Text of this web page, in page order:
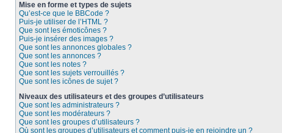
Mise en forme et types de sujets
Qu’est-ce que le BBCode ?
Puis-je utiliser de l’HTML ?
Que sont les émoticônes ?
Puis-je insérer des images ?
Que sont les annonces globales ?
Que sont les annonces ?
Que sont les notes ?
Que sont les sujets verrouillés ?
Que sont les icônes de sujet ?
Niveaux des utilisateurs et des groupes d’utilisateurs
Que sont les administrateurs ?
Que sont les modérateurs ?
Que sont les groupes d’utilisateurs ?
Où sont les groupes d’utilisateurs et comment puis-je en rejoindre un ?